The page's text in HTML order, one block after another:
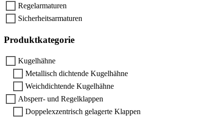
Regelarmaturen
Sicherheitsarmaturen
Produktkategorie
Kugelhähne
Metallisch dichtende Kugelhähne
Weichdichtende Kugelhähne
Absperr- und Regelklappen
Doppelexzentrisch gelagerte Klappen